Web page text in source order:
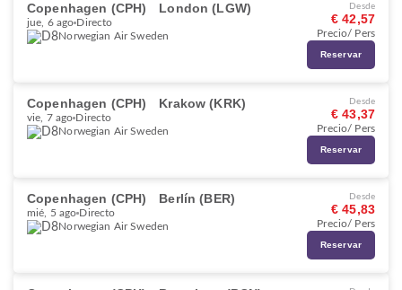
Copenhagen (CPH) London (LGW)
jue, 6 ago Directo
Norwegian Air Sweden
Desde
€ 42,57
Precio/ Pers
Reservar
Copenhagen (CPH) Krakow (KRK)
vie, 7 ago Directo
Norwegian Air Sweden
Desde
€ 43,37
Precio/ Pers
Reservar
Copenhagen (CPH) Berlín (BER)
mié, 5 ago Directo
Norwegian Air Sweden
Desde
€ 45,83
Precio/ Pers
Reservar